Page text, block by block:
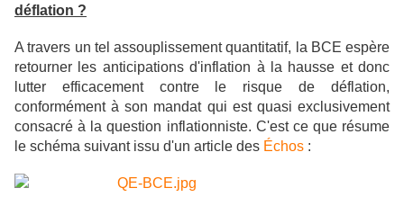
déflation ?
A travers un tel assouplissement quantitatif, la BCE espère
retourner les anticipations d'inflation à la hausse et donc
lutter efficacement contre le risque de déflation,
conformément à son mandat qui est quasi exclusivement
consacré à la question inflationniste. C'est ce que résume
le schéma suivant issu d'un article des Échos :